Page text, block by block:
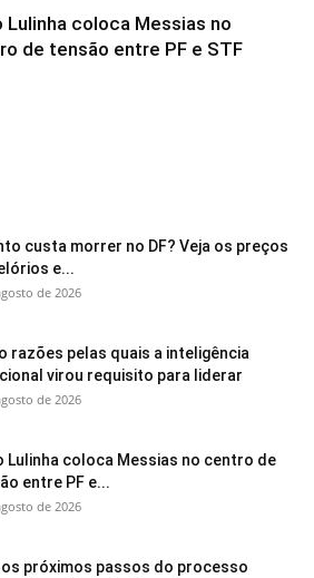
Lulinha coloca Messias no
de tensão entre PF e STF
custa morrer no DF? Veja os preços
e...
de 2026
razões pelas quais a inteligência
virou requisito para liderar
de 2026
Lulinha coloca Messias no centro de
entre PF e...
de 2026
os próximos passos do processo